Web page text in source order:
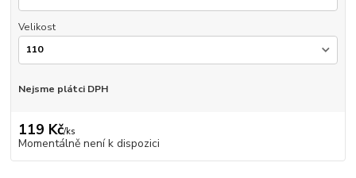
Velikost
Nejsme plátci DPH
119 Kč/ks
Momentálně není k dispozici